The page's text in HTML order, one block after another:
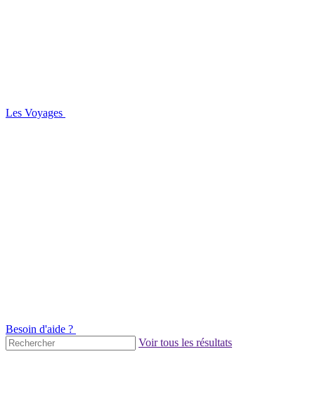
Les Voyages
Besoin d'aide ?
Voir tous les résultats